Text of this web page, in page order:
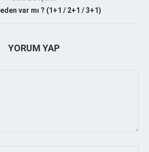
var mı ? (1+1 / 2+1 / 3+1)
YORUM YAP